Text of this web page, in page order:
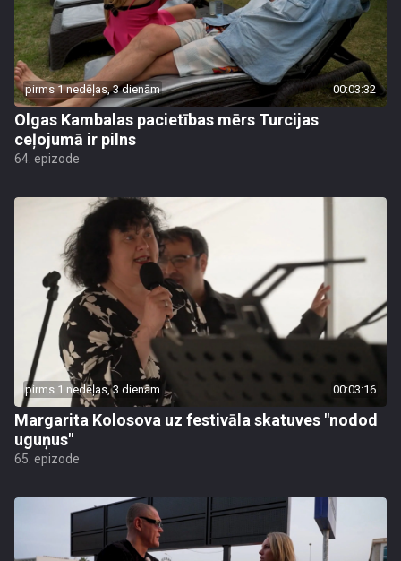
pirms 1 nedēļas, 3 dienām 00:03:32
Olgas Kambalas pacietības mērs Turcijas
ceļojumā ir pilns
64. epizode
pirms 1 nedēļas, 3 dienām 00:03:16
Margarita Kolosova uz festivāla skatuves "nodod
uguņus"
65. epizode